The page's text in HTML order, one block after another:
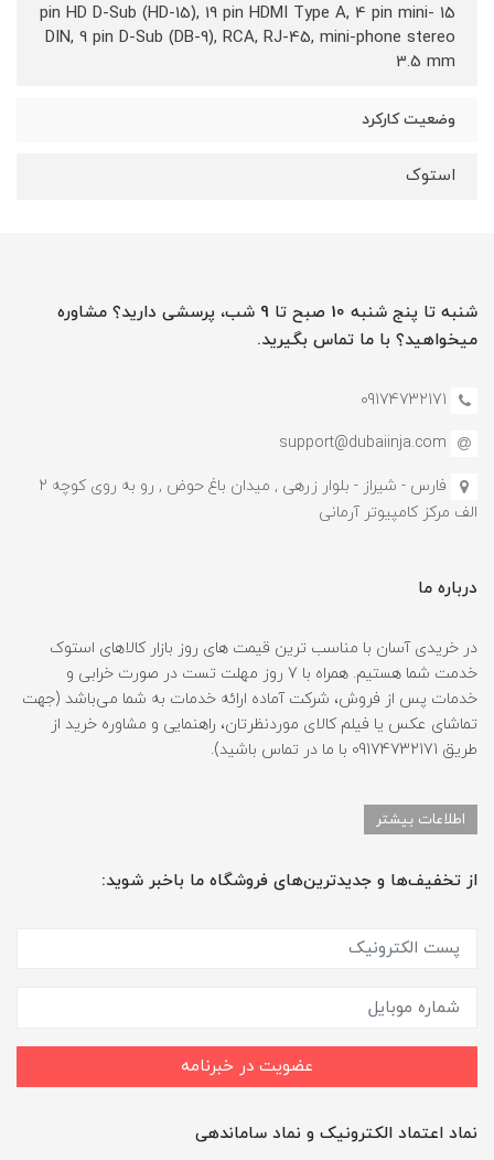
15 pin HD D-Sub (HD-15), 19 pin HDMI Type A, 4 pin mini-
DIN, 9 pin D-Sub (DB-9), RCA, RJ-45, mini-phone stereo
3.5 mm
وضعیت کارکرد
استوک
شنبه تا پنج شنبه 10 صبح تا 9 شب، پرسشی دارید؟ مشاوره
میخواهید؟ با ما تماس بگیرید.
09174732171
support@dubaiinja.com
فارس - شیراز - بلوار زرهی , میدان باغ حوض , رو به روی کوچه 2
الف مرکز کامپیوتر آرمانی
درباره ما
در خریدی آسان با مناسب ترین قیمت های روز بازار کالاهای استوک
خدمت شما هستیم. همراه با 7 روز مهلت تست در صورت خرابی و
خدمات پس از فروش، شرکت آماده ارائه خدمات به شما می‌باشد (جهت
تماشای عکس یا فیلم کالای موردنظرتان، راهنمایی و مشاوره خرید از
طریق 09174732171 با ما در تماس باشید).
اطلاعات بیشتر
از تخفیف‌ها و جدیدترین‌های فروشگاه ما باخبر شوید:
عضویت در خبرنامه
نماد اعتماد الکترونیک و نماد ساماندهی